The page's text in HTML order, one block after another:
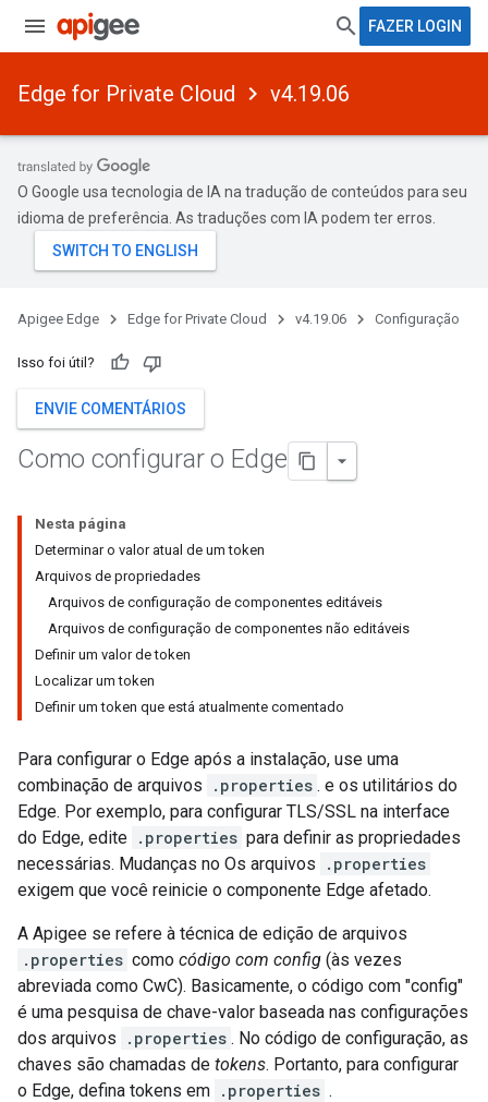
FAZER LOGIN
Edge for Private Cloud v4.19.06
O Google usa tecnologia de IA na tradução de conteúdos para seu
idioma de preferência. As traduções com IA podem ter erros.
Apigee Edge Edge for Private Cloud v4.19.06 Configuração
Isso foi útil?
ENVIE COMENTÁRIOS
Como configurar o Edge
Nesta página
Determinar o valor atual de um token
Arquivos de propriedades
Arquivos de configuração de componentes editáveis
Arquivos de configuração de componentes não editáveis
Definir um valor de token
Localizar um token
Definir um token que está atualmente comentado
Para configurar o Edge após a instalação, use uma
combinação de arquivos
.properties . e os utilitários do
Edge. Por exemplo, para configurar TLS/SSL na interface
do Edge, edite .properties para definir as propriedades
necessárias. Mudanças no Os arquivos
.properties
exigem que você reinicie o componente Edge afetado.
A Apigee se refere à técnica de edição de arquivos
.properties como código com config (às vezes
abreviada como CwC). Basicamente, o código com "config"
é uma pesquisa de chave-valor baseada nas configurações
dos arquivos
.properties . No código de configuração, as
chaves são chamadas de tokens. Portanto, para configurar
o Edge, defina tokens em .properties .